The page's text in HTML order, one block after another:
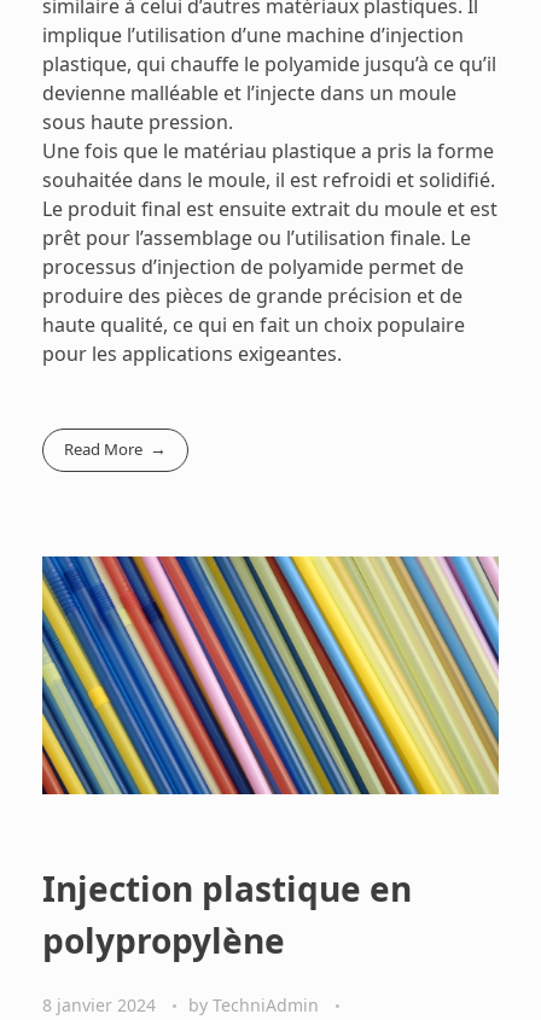
similaire à celui d’autres matériaux plastiques. Il
implique l’utilisation d’une machine d’injection
plastique, qui chauffe le polyamide jusqu’à ce qu’il
devienne malléable et l’injecte dans un moule
sous haute pression.
Une fois que le matériau plastique a pris la forme
souhaitée dans le moule, il est refroidi et solidifié.
Le produit final est ensuite extrait du moule et est
prêt pour l’assemblage ou l’utilisation finale. Le
processus d’injection de polyamide permet de
produire des pièces de grande précision et de
haute qualité, ce qui en fait un choix populaire
pour les applications exigeantes.
Read More
Injection plastique en
polypropylène
8 janvier 2024 by TechniAdmin